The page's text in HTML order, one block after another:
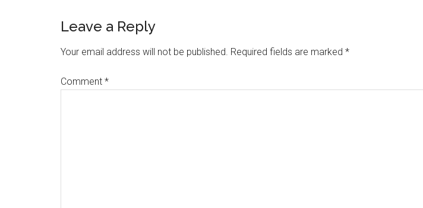
Reader
Interactions
Leave a Reply
Your email address will not be published. Required fields are marked *
Comment *